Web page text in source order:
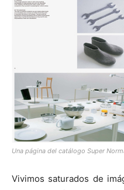
Una página del catálogo Super
Vivimos saturados de